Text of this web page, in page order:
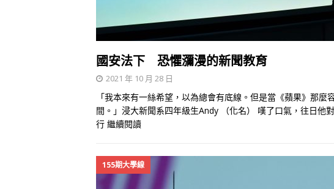
國安法下 恐懼瀰漫的新聞教育
2021 年 10 月 28 日
「我本來有一絲希望，以為總會有底線。但是當《蘋果》那
間。」浸大新聞系四年級生Andy （化名） 嘆了口氣，往日他
行 繼續閱讀
155期大學線